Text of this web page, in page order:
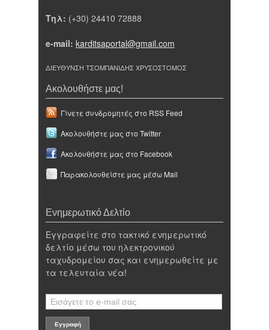
Τηλ: (+30) 24410 72888
e-mail: karditsaportal@gmail.com
ΔΙΕΥΘΥΝΣΗ ΤΣΟΜΠΑΝΙΔΗΣ ΧΡΥΣΟΣΤΟΜΟΣ
Ακολουθήστε μας!
Γίνετε συνδρομητές στο RSS Feed
Ακολουθήστε μας στο Twitter
Ακολουθήστε μας στο Facebook
Παρακολουθείστε μας μέσω Mail
Ενημερωτικό Δελτίο
Εγγραφείτε στο τακτικό ενημερωτικό
δελτίο μέσω του ηλεκτρονικού
ταχυδρομείου σας και ενημερωθείτε με
τα τελευταία νέα!